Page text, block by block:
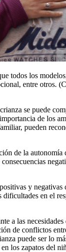
todos los
entre otros.
se puede
de los
pueden
de la
y
en el
a las
de conflictos
puede ser lo
los zapatos del